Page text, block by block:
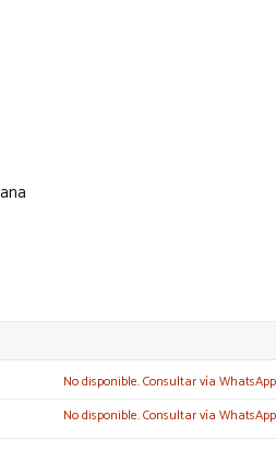
No disponible. Consultar vía WhatsApp
No disponible. Consultar vía WhatsApp